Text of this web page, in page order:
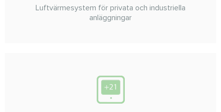
Luftvärmesystem för privata och industriella
anläggningar